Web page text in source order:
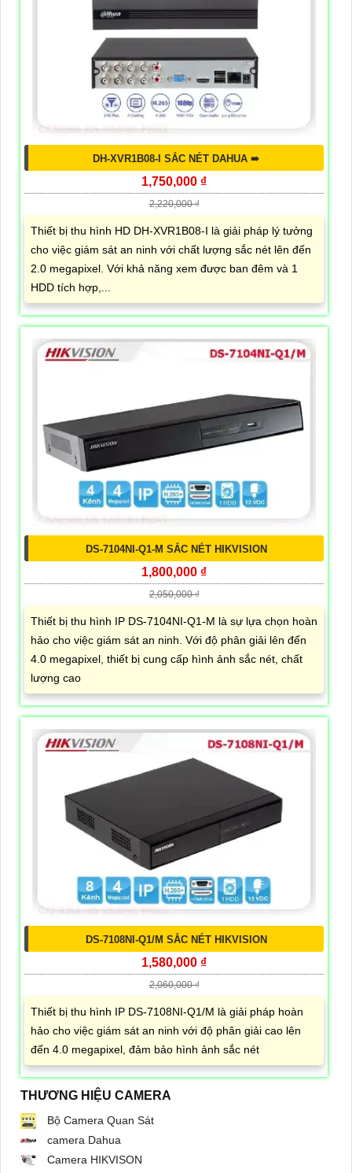
DH-XVR1B08-I SẮC NÉT DAHUA ➠
1,750,000 ₫
2,220,000 ₫
Thiết bị thu hình HD DH-XVR1B08-I là giải pháp lý tưởng
cho việc giám sát an ninh với chất lượng sắc nét lên đến
2.0 megapixel. Với khả năng xem được ban đêm và 1
HDD tích hợp,...
DS-7104NI-Q1-M SẮC NÉT HIKVISION
1,800,000 ₫
2,050,000 ₫
Thiết bị thu hình IP DS-7104NI-Q1-M là sự lựa chọn hoàn
hảo cho việc giám sát an ninh. Với độ phân giải lên đến
4.0 megapixel, thiết bị cung cấp hình ảnh sắc nét, chất
lượng cao
DS-7108NI-Q1/M SẮC NÉT HIKVISION
1,580,000 ₫
2,060,000 ₫
Thiết bị thu hình IP DS-7108NI-Q1/M là giải pháp hoàn
hảo cho việc giám sát an ninh với độ phân giải cao lên
đến 4.0 megapixel, đảm bảo hình ảnh sắc nét
THƯƠNG HIỆU CAMERA
Bộ Camera Quan Sát
camera Dahua
Camera HIKVISON